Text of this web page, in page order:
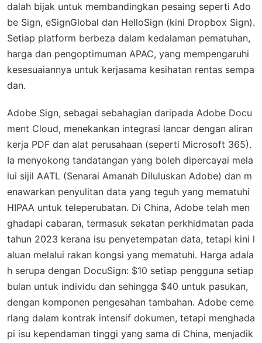
dalah bijak untuk membandingkan pesaing seperti Ado
be Sign, eSignGlobal dan HelloSign (kini Dropbox Sign).
Setiap platform berbeza dalam kedalaman pematuhan,
harga dan pengoptimuman APAC, yang mempengaruhi
kesesuaiannya untuk kerjasama kesihatan rentas sempa
dan.
Adobe Sign, sebagai sebahagian daripada Adobe Docu
ment Cloud, menekankan integrasi lancar dengan aliran
kerja PDF dan alat perusahaan (seperti Microsoft 365).
Ia menyokong tandatangan yang boleh dipercayai mela
lui sijil AATL (Senarai Amanah Diluluskan Adobe) dan m
enawarkan penyulitan data yang teguh yang mematuhi
HIPAA untuk teleperubatan. Di China, Adobe telah men
ghadapi cabaran, termasuk sekatan perkhidmatan pada
tahun 2023 kerana isu penyetempatan data, tetapi kini l
aluan melalui rakan kongsi yang mematuhi. Harga adala
h serupa dengan DocuSign: $10 setiap pengguna setiap
bulan untuk individu dan sehingga $40 untuk pasukan,
dengan komponen pengesahan tambahan. Adobe ceme
rlang dalam kontrak intensif dokumen, tetapi menghada
pi isu kependaman tinggi yang sama di China, menjadik